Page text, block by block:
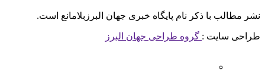
نشر مطالب با ذکر نام پایگاه خبری جهان البرزبلامانع است.
طراحی سایت : گروه طراحی جهان البرز